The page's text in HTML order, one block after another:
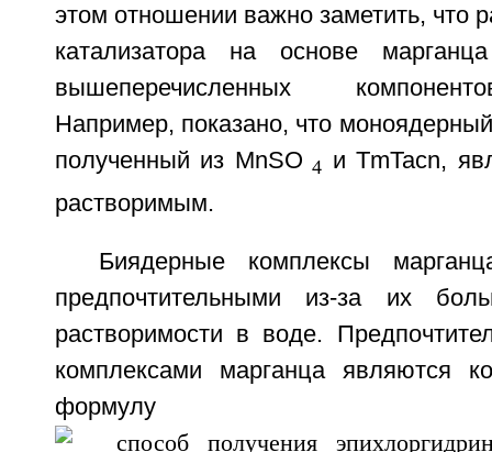
этом отношении важно заметить, что
катализатора на основе
вышеперечисленных
Например, показано, что
полученный из MnSO 4 и TmTacn,
растворимым.
Биядерные комплексы
предпочтительными из-за их
растворимости в воде.
комплексами марганца являются
формулу